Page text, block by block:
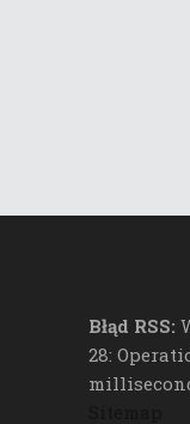
Błąd RSS:
28: